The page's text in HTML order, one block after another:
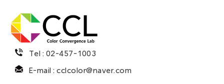
Tel : 02-457-1003
E-mail :cclcolor@naver.com